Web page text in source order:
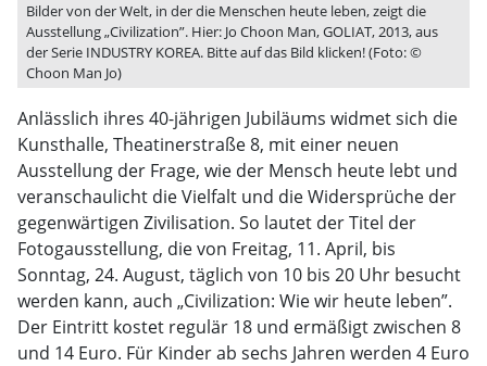
Bilder von der Welt, in der die Menschen heute leben, zeigt die
Ausstellung „Civilization”. Hier: Jo Choon Man, GOLIAT, 2013, aus
der Serie INDUSTRY KOREA. Bitte auf das Bild klicken! (Foto: ©
Choon Man Jo)
Anlässlich ihres 40-jährigen Jubiläums widmet sich die
Kunsthalle, Theatinerstraße 8, mit einer neuen
Ausstellung der Frage, wie der Mensch heute lebt und
veranschaulicht die Vielfalt und die Widersprüche der
gegenwärtigen Zivilisation. So lautet der Titel der
Fotogausstellung, die von Freitag, 11. April, bis
Sonntag, 24. August, täglich von 10 bis 20 Uhr besucht
werden kann, auch „Civilization: Wie wir heute leben”.
Der Eintritt kostet regulär 18 und ermäßigt zwischen 8
und 14 Euro. Für Kinder ab sechs Jahren werden 4 Euro